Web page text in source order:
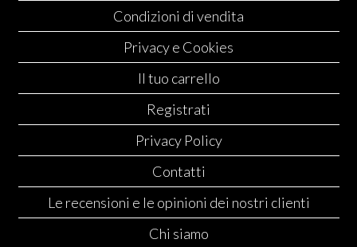
Condizioni di vendita
Privacy e Cookies
Il tuo carrello
Registrati
Privacy Policy
Contatti
Le recensioni e le opinioni dei nostri clienti
Chi siamo